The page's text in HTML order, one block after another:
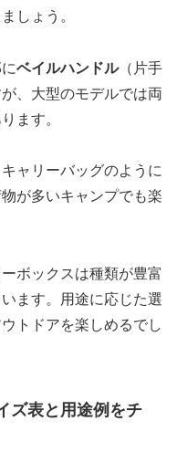
しょう。
ベイルハンドル（片手
、大型のモデルでは両
ます。
ャリーバッグのように
が多いキャンプでも楽
ボックスは種類が豊富
ます。用途に応じた選
トドアを楽しめるでし
ズ表と用途例をチ